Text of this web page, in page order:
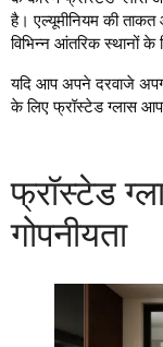
है। एल्यूमीनियम की ताकत
विभिन्न आंतरिक स्थानों के
यदि आप अपने दरवाजे
के लिए फ्रॉस्टेड ग्लास
फ्रॉस्टेड
गोपनीयता